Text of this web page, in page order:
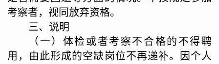
考察者，视同放弃资格。
三、 说明
（一） 体检或者考察不合格的不得聘
用，由此形成的空缺岗位不再递补。因个人